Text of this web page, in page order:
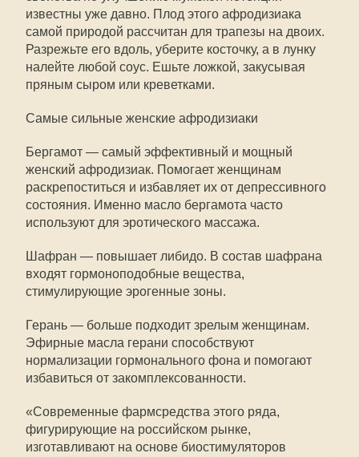
известны уже давно. Плод этого афродизиака
самой природой рассчитан для трапезы на двоих.
Разрежьте его вдоль, уберите косточку, а в лунку
налейте любой соус. Ешьте ложкой, закусывая
пряным сыром или креветками.
Самые сильные женские афродизиаки
Бергамот — самый эффективный и мощный
женский афродизиак. Помогает женщинам
раскрепоститься и избавляет их от депрессивного
состояния. Именно масло бергамота часто
используют для эротического массажа.
Шафран — повышает либидо. В состав шафрана
входят гормоноподобные вещества,
стимулирующие эрогенные зоны.
Герань — больше подходит зрелым женщинам.
Эфирные масла герани способствуют
нормализации гормонального фона и помогают
избавиться от закомплексованности.
«Современные фармсредства этого ряда,
фигурирующие на российском рынке,
изготавливают на основе биостимуляторов